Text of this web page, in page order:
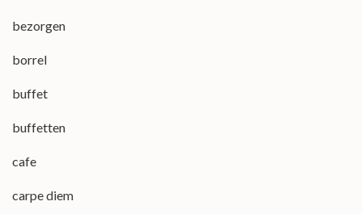
bezorgen
borrel
buffet
buffetten
cafe
carpe diem